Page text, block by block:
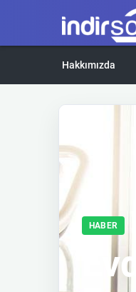
Hakkımızda
HABER